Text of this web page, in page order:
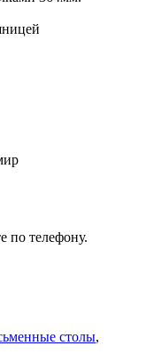
по телефону.
столы,